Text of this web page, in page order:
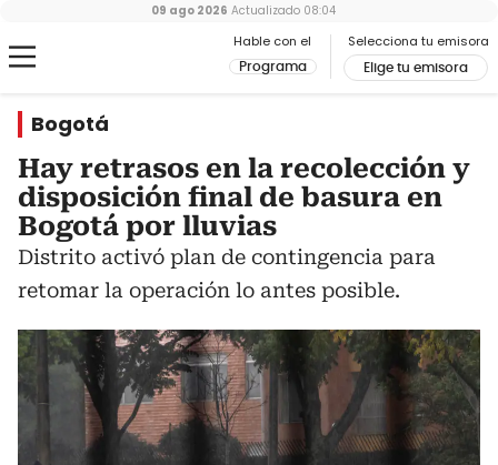
Hable con el
Programa
Selecciona tu emisora
Elige tu emisora
09 ago 2026 Actualizado 08:04
Bogotá
Hay retrasos en la recolección y
disposición final de basura en
Bogotá por lluvias
Distrito activó plan de contingencia para
retomar la operación lo antes posible.